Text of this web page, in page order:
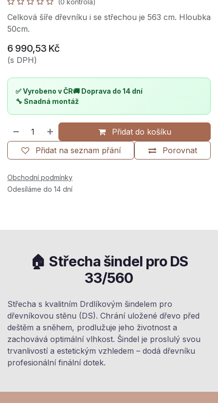
Celková šíře dřevníku i se střechou je 563 cm. Hloubka
50cm.
6 990,53 Kč
(s DPH)
✅ Vyrobeno v ČR🚚 Doprava do 14 dní
🔧 Snadná montáž
Přidat do košíku
Porovnat
Přidat na seznam přání
Obchodní podmínky
Odesíláme do 14 dní
🏠 Střecha šindel pro DS
33/560
Střecha s kvalitním Drdlíkovým šindelem pro
dřevníkovou stěnu (DS). Chrání uložené dřevo před
deštěm a sněhem, prodlužuje jeho životnost a
zachovává optimální vlhkost. Šindel je proslulý svou
trvanlivostí a estetickým vzhledem – dodá dřevníku
profesionální finální dotek.